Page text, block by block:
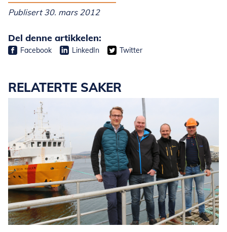
Publisert 30. mars 2012
Del denne artikkelen:
Facebook LinkedIn Twitter
RELATERTE SAKER